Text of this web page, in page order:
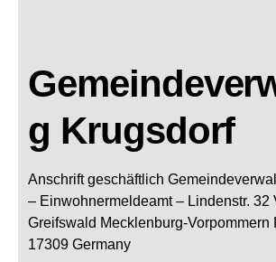
g Krugsdorf
Anschrift geschäftlich
– Einwohnermeldeamt – Lindenstr. 32
Greifswald Mecklenburg-Vorpommern
17309 Germany